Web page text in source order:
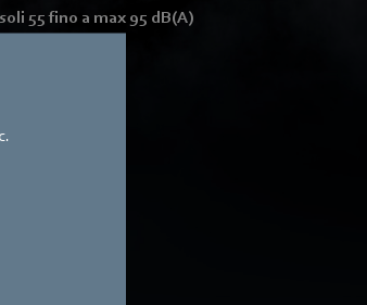
55 fino a max 95 dB(A)